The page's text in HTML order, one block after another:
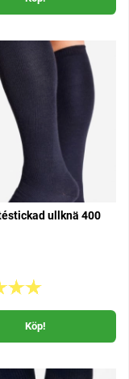
ullknä 400
Köp!